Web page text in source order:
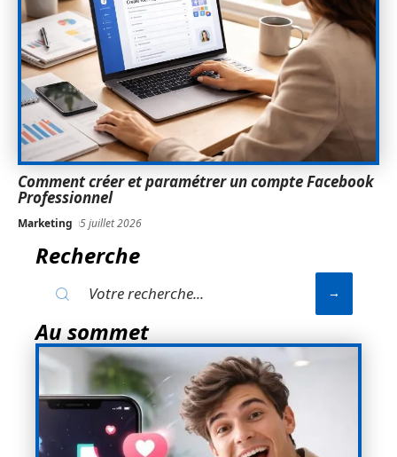
Comment créer et paramétrer un compte Facebook
Professionnel
Marketing 5 juillet 2026
Recherche
Au sommet